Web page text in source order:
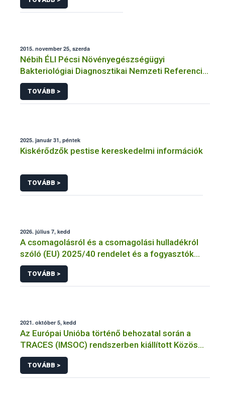
2015. november 25, szerda
Nébih ÉLI Pécsi Növényegészségügyi
Bakteriológiai Diagnosztikai Nemzeti Referencia
Laboratórium
TOVÁBB >
2025. január 31, péntek
Kiskérődzők pestise kereskedelmi információk
TOVÁBB >
2026. július 7, kedd
A csomagolásról és a csomagolási hulladékról
szóló (EU) 2025/40 rendelet és a fogyasztók
élelmiszerekkel kapcsolatos tájékoztatásáról
szóló 1169/2011/EU rendelet jelölési
kötelezettségeinek összehangolásáról szóló
TOVÁBB >
2021. október 5, kedd
Az Európai Unióba történő behozatal során a
TRACES (IMSOC) rendszerben kiállított Közös
Egészségügyi Beléptetési Okmány: KEBO-D
(angolul: CHEDD) használata
TOVÁBB >